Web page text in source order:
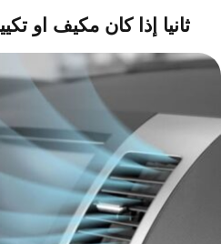
ثانيا إذا كان مكيف او